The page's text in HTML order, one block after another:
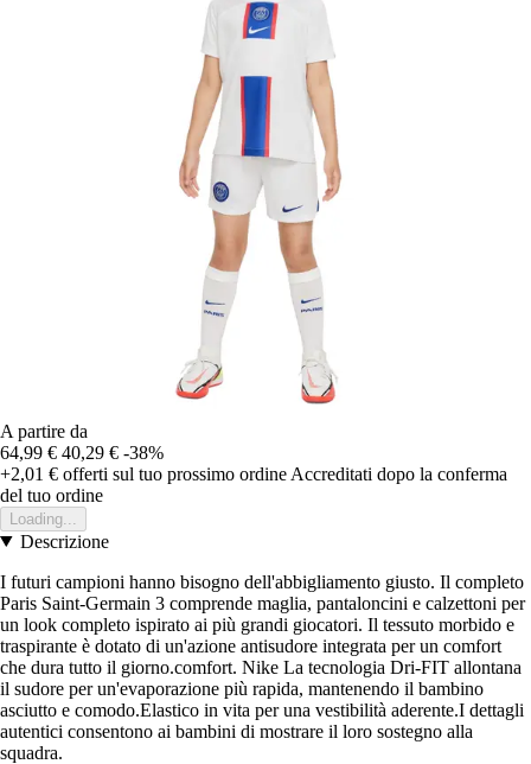
A partire da
64,99 € 40,29 € -38%
+2,01 € offerti sul tuo prossimo ordine Accreditati dopo la conferma
del tuo ordine
Loading...
Descrizione
I futuri campioni hanno bisogno dell'abbigliamento giusto. Il completo
Paris Saint-Germain 3 comprende maglia, pantaloncini e calzettoni per
un look completo ispirato ai più grandi giocatori. Il tessuto morbido e
traspirante è dotato di un'azione antisudore integrata per un comfort
che dura tutto il giorno.comfort. Nike La tecnologia Dri-FIT allontana
il sudore per un'evaporazione più rapida, mantenendo il bambino
asciutto e comodo.Elastico in vita per una vestibilità aderente.I dettagli
autentici consentono ai bambini di mostrare il loro sostegno alla
squadra.